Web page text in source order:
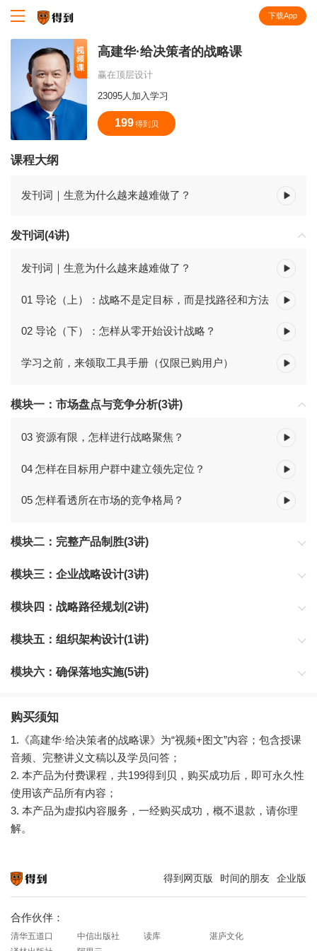
下载App
高建华·给决策者的战略课
赢在顶层设计
23095人加入学习
199 得到贝
课程大纲
发刊词｜生意为什么越来越难做了？
发刊词(4讲)
发刊词｜生意为什么越来越难做了？
01 导论（上）：战略不是定目标，而是找路径和方法
02 导论（下）：怎样从零开始设计战略？
学习之前，来领取工具手册（仅限已购用户）
模块一：市场盘点与竞争分析(3讲)
03 资源有限，怎样进行战略聚焦？
04 怎样在目标用户群中建立领先定位？
05 怎样看透所在市场的竞争格局？
模块二：完整产品制胜(3讲)
模块三：企业战略设计(3讲)
模块四：战略路径规划(2讲)
模块五：组织架构设计(1讲)
模块六：确保落地实施(5讲)
购买须知
1.《高建华·给决策者的战略课》为“视频+图文”内容；包含授课
音频、完整讲义文稿以及学员问答；
2. 本产品为付费课程，共199得到贝，购买成功后，即可永久性
使用该产品所有内容；
3. 本产品为虚拟内容服务，一经购买成功，概不退款，请你理
解。
得到网页版 时间的朋友 企业版
合作伙伴：
清华五道口 中信出版社 读库
湛庐文化